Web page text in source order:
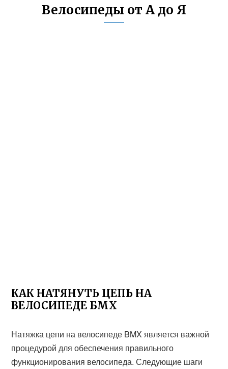
Велосипеды от А до Я
КАК НАТЯНУТЬ ЦЕПЬ НА
ВЕЛОСИПЕДЕ БМХ
Натяжка цепи на велосипеде BMX является важной
процедурой для обеспечения правильного
функционирования велосипеда. Следующие шаги